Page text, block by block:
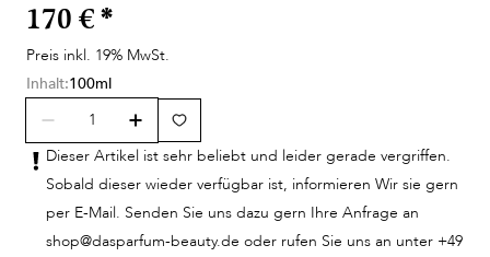
170 € *
Preis inkl. 19% MwSt.
Inhalt:100ml
Dieser Artikel ist sehr beliebt und leider gerade vergriffen.
Sobald dieser wieder verfügbar ist, informieren Wir sie gern
per E-Mail. Senden Sie uns dazu gern Ihre Anfrage an
shop@dasparfum-beauty.de oder rufen Sie uns an unter +49